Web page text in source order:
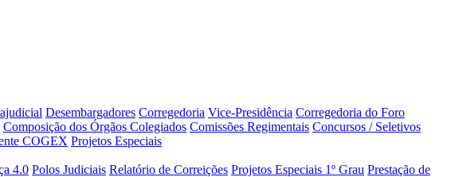
Desembargadores Corregedoria Vice-Presidência Corregedoria do Foro
Composição dos Órgãos Colegiados Comissões Regimentais Concursos / Seletivos
COGEX Projetos Especiais
4.0 Polos Judiciais Relatório de Correições Projetos Especiais 1º Grau Prestação de